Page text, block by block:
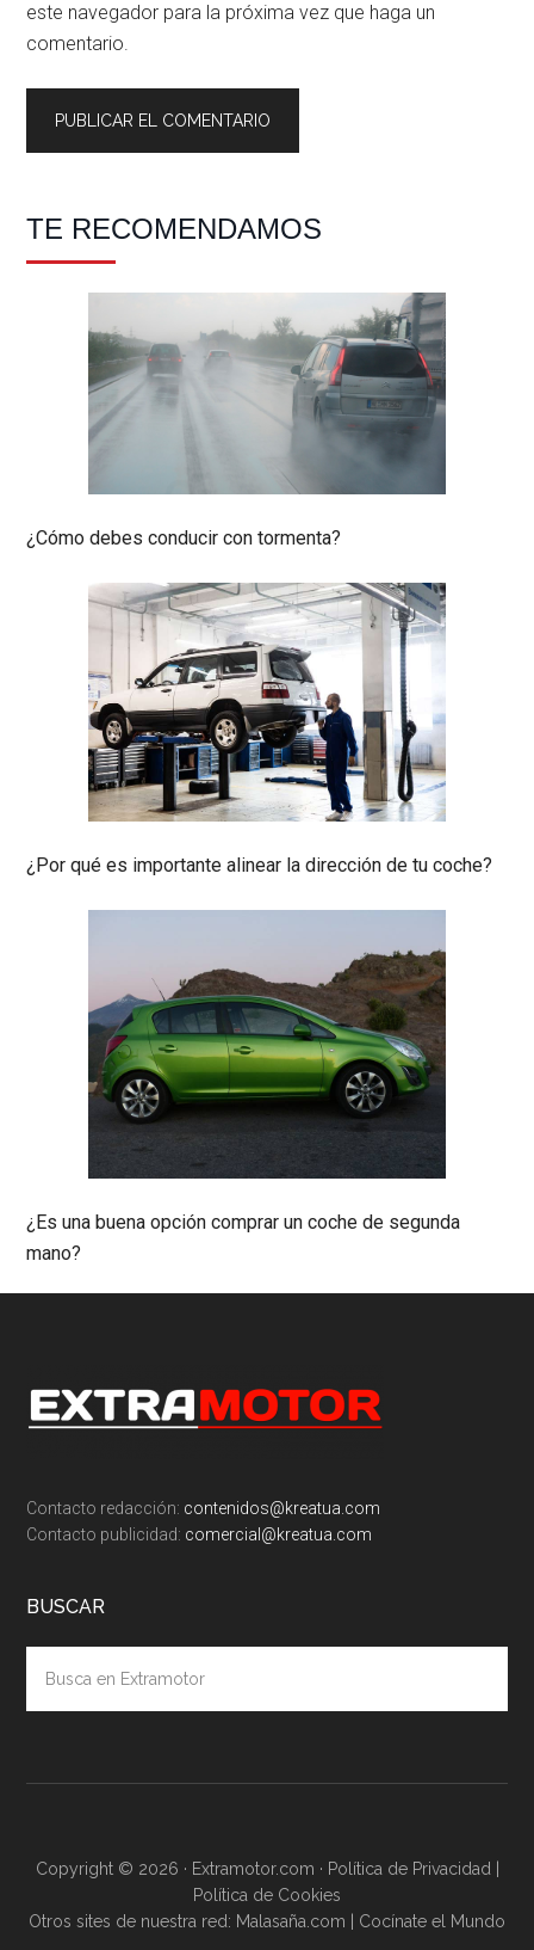
este navegador para la próxima vez que haga un
comentario.
Barra
lateral
principal
TE RECOMENDAMOS
¿Cómo debes conducir con tormenta?
¿Por qué es importante alinear la dirección de tu coche?
¿Es una buena opción comprar un coche de segunda
mano?
Footer
Contacto redacción: contenidos@kreatua.com
Contacto publicidad: comercial@kreatua.com
BUSCAR
Extramotor
Copyright © 2026 · Extramotor.com · Política de Privacidad
Política de Cookies
Otros sites de nuestra red: Malasaña.com Cocínate el Mundo